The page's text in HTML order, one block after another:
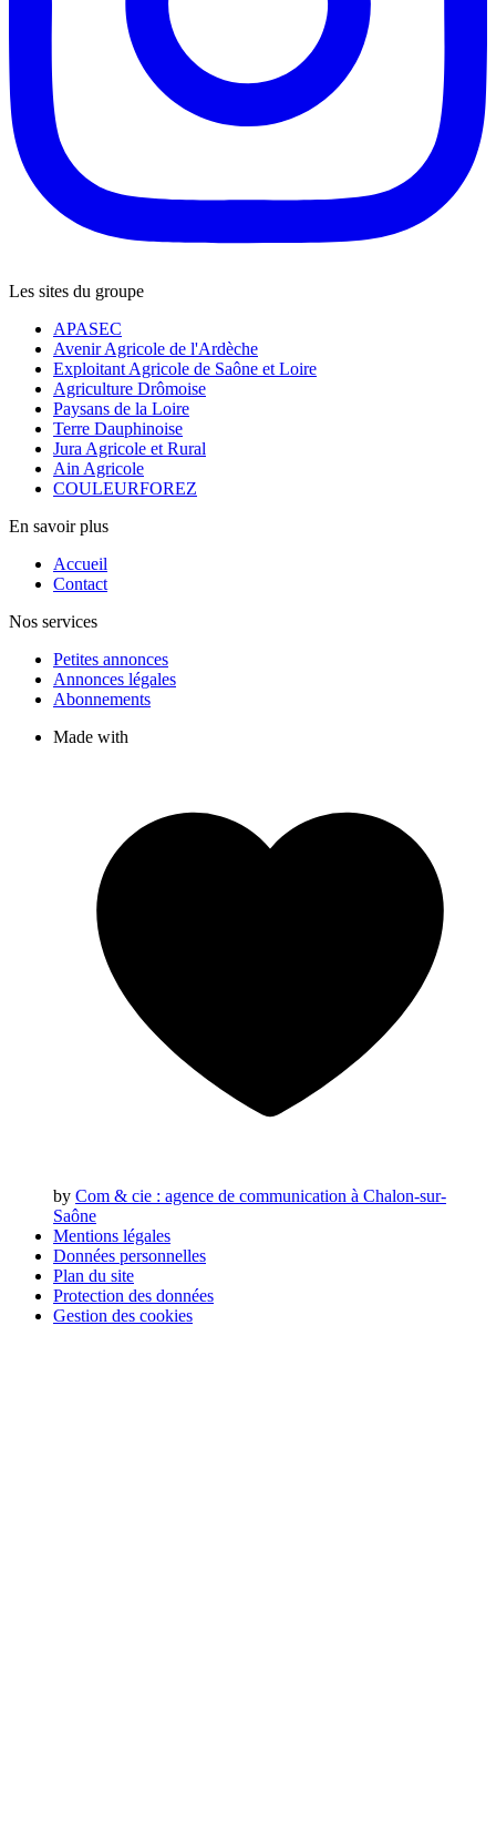
Les sites du groupe
APASEC
Avenir Agricole de l'Ardèche
Exploitant Agricole de Saône et Loire
Agriculture Drômoise
Paysans de la Loire
Terre Dauphinoise
Jura Agricole et Rural
Ain Agricole
COULEURFOREZ
En savoir plus
Accueil
Contact
Nos services
Petites annonces
Annonces légales
Abonnements
Made with
by Com & cie : agence de communication à Chalon-sur-
Saône
Mentions légales
Données personnelles
Plan du site
Protection des données
Gestion des cookies